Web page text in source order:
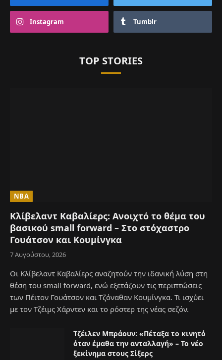
Instagram Tumblr
TOP STORIES
NBA
Κλίβελαντ Καβαλίερς: Ανοιχτό το θέμα του
βασικού small forward – Στο στόχαστρο
Γουάτσον και Κουμίνγκα
7 Αυγούστου, 2026
Οι Κλίβελαντ Καβαλίερς αναζητούν την ιδανική λύση στη
θέση του small forward, ενώ εξετάζουν τις περιπτώσεις
των Πέιτον Γουάτσον και Τζόναθαν Κουμίνγκα. Τι ισχύει
με τον Τζέιμς Χάρντεν και το ρόστερ της νέας σεζόν.
Τζέιλεν Μπράουν: «Πέταξα το κινητό
όταν έμαθα την ανταλλαγή» – Το νέο
ξεκίνημα στους Σίξερς